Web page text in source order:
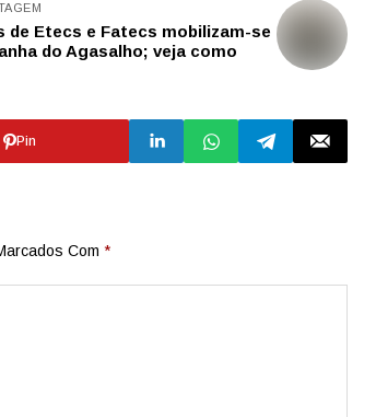
de Etecs e Fatecs mobilizam-se
do Agasalho; veja como
Pin
Com *